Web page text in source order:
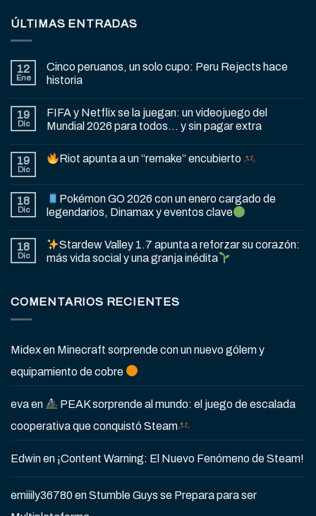
ÚLTIMAS ENTRADAS
12
Ene
Cinco peruanos, un solo cupo: Peru Rejects hace
historia
19
Dic
FIFA y Netflix se la juegan: un videojuego del
Mundial 2026 para todos… y sin pagar extra
19
Dic
Riot apunta a un “remake” encubierto
18
Dic
Pokémon GO 2026 con un enero cargado de
legendarios, Dinamax y eventos clave
18
Dic
Stardew Valley 1.7 apunta a reforzar su corazón:
más vida social y una granja inédita
COMENTARIOS RECIENTES
Midexen Minecraft sorprende con un nuevo gólem y
equipamiento de cobre
evaen
PEAK sorprende al mundo: el juego de escalada
cooperativa que conquistó Steam
Edwinen ¡Content Warning: El Nuevo Fenómeno de Steam!
emiiily36780enStumble Guys se Prepara para ser